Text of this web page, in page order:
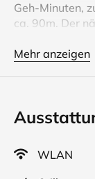
Geh-Minuten,
ca. 90m. Der
Unsere Gäste
Ihr Auto
Ihre
Ihre Fahrräder
Mehr anzeigen
WLAN